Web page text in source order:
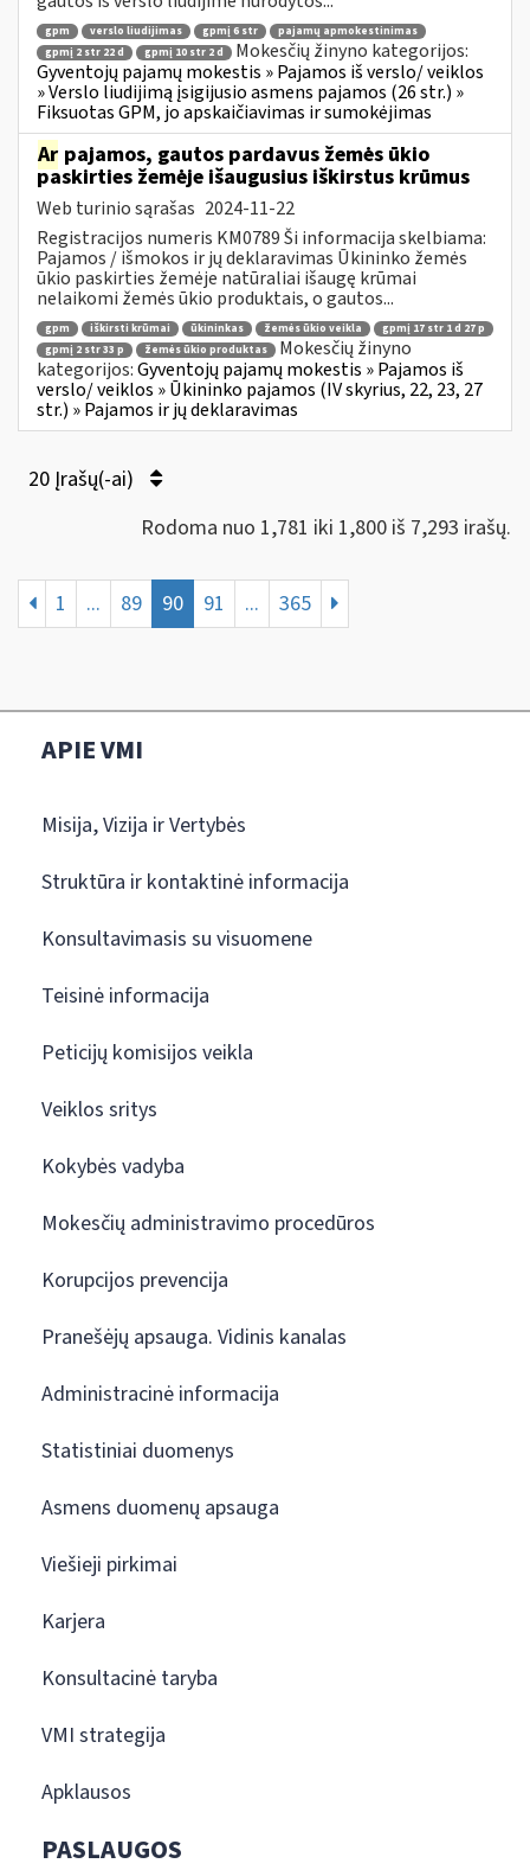
gpm verslo liudijimas gpmį 6 str
pajamų apmokestinimas
gpmį 2 str 22 d
gpmį 10 str 2 d
Mokesčių žinyno kategorijos:
Gyventojų pajamų mokestis » Pajamos iš verslo/ veiklos
» Verslo liudijimą įsigijusio asmens pajamos (26 str.) »
Fiksuotas GPM, jo apskaičiavimas ir sumokėjimas
Ar pajamos, gautos pardavus žemės ūkio
paskirties žemėje išaugusius iškirstus krūmus
Web turinio sąrašas 2024-11-22
Registracijos numeris KM0789 Ši informacija skelbiama:
Pajamos / išmokos ir jų deklaravimas Ūkininko žemės
ūkio paskirties žemėje natūraliai išaugę krūmai
nelaikomi žemės ūkio produktais, o gautos...
gpm iškirsti krūmai ūkininkas žemės ūkio veikla
gpmį 17 str 1 d 27 p
gpmį 2 str 33 p
žemės ūkio produktas
Mokesčių žinyno
kategorijos:Gyventojų pajamų mokestis » Pajamos iš
verslo/ veiklos » Ūkininko pajamos (IV skyrius, 22, 23, 27
str.) » Pajamos ir jų deklaravimas
20 Įrašų(-ai)
Rodoma nuo 1,781 iki 1,800 iš 7,293 irašų.
1 ... 89 90 91 ... 365
APIE VMI
Misija, Vizija ir Vertybės
Struktūra ir kontaktinė informacija
Konsultavimasis su visuomene
Teisinė informacija
Peticijų komisijos veikla
Veiklos sritys
Kokybės vadyba
Mokesčių administravimo procedūros
Korupcijos prevencija
Pranešėjų apsauga. Vidinis kanalas
Administracinė informacija
Statistiniai duomenys
Asmens duomenų apsauga
Viešieji pirkimai
Karjera
Konsultacinė taryba
VMI strategija
Apklausos
PASLAUGOS